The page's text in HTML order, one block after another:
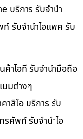
บริการ รับจำนำ
ท์ รับจำนำไอแพค รับ
ค้าไอที รับจำนำมือถือ
นมต่างๆ
าสิโอ บริการ รับ
รศัพท์ รับจำนำไอ